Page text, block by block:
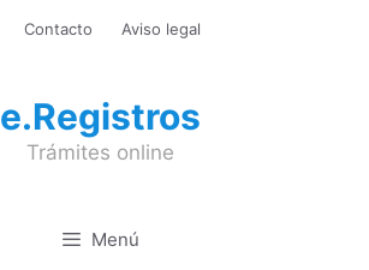
Contacto Aviso legal
e.Registros
Trámites online
Menú